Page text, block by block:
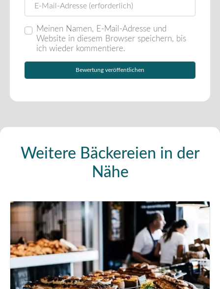
Meinen Namen, E-Mail-Adresse und
Website in diesem Browser speichern, bis
ich wieder kommentiere.
Weitere Bäckereien in der
Nähe